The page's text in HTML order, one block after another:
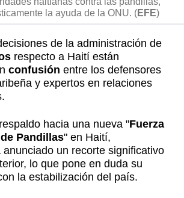
la ayuda de la ONU. (EFE)
de la administración de
respecto a Haití están
confusión entre los defensores
y expertos en relaciones
hacia una nueva "Fuerza
Pandillas" en Haití,
anunciado un recorte significativo
lo que pone en duda su
la estabilización del país.